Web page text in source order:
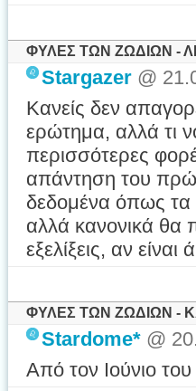
ΦΥΛΕΣ ΤΩΝ ΖΩΔΙΩΝ -
Stargazer @
Κανείς δεν
ερώτημα, αλλά τι
περισσότερες
απάντηση του
δεδομένα όπως τα
αλλά κανονικά θα
εξελίξεις, αν είναι
ΦΥΛΕΣ ΤΩΝ ΖΩΔΙΩΝ -
Stardome* @
Από τον Ιούνιο